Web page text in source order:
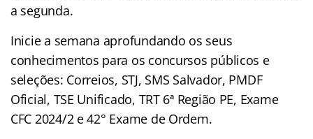
a segunda.
Inicie a semana aprofundando os seus
conhecimentos para os concursos públicos e
seleções: Correios, STJ, SMS Salvador, PMDF
Oficial, TSE Unificado, TRT 6ª Região PE, Exame
CFC 2024/2 e 42° Exame de Ordem.